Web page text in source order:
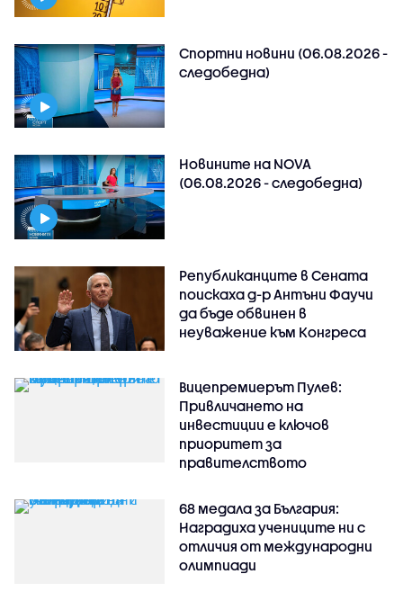
Спортни новини (06.08.2026 -
следобедна)
Новините на NOVA
(06.08.2026 - следобедна)
Републиканците в Сената
поискаха д-р Антъни Фаучи
да бъде обвинен в
неуважение към Конгреса
Вицепремиерът Пулев:
Привличането на
инвестиции е ключов
приоритет за
правителството
68 медала за България:
Наградиха учениците ни с
отличия от международни
олимпиади